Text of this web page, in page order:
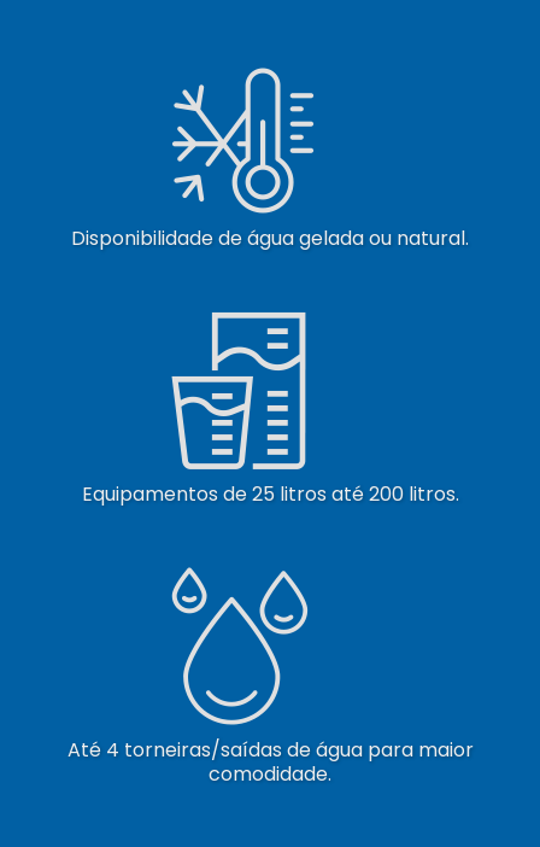
Disponibilidade de água gelada ou natural.
Equipamentos de 25 litros até 200 litros.
Até 4 torneiras/saídas de água para maior
comodidade.